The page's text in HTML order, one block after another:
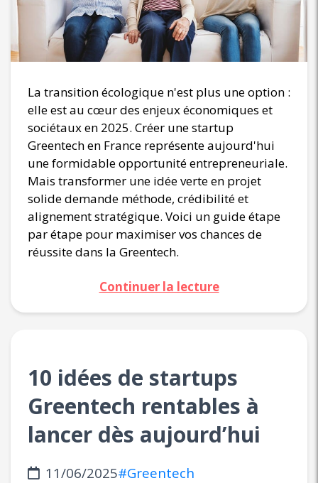
La transition écologique n'est plus une option :
elle est au cœur des enjeux économiques et
sociétaux en 2025. Créer une startup
Greentech en France représente aujourd'hui
une formidable opportunité entrepreneuriale.
Mais transformer une idée verte en projet
solide demande méthode, crédibilité et
alignement stratégique. Voici un guide étape
par étape pour maximiser vos chances de
réussite dans la Greentech.
Continuer la lecture
10 idées de startups
Greentech rentables à
lancer dès aujourd’hui
11/06/2025#Greentech